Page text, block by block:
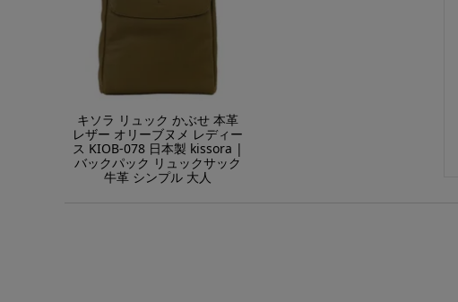
キソラ リュック かぶせ 本革
レザー オリーブヌメ レディー
ス KIOB-078 日本製 kissora |
バックパック リュックサック
牛革 シンプル 大人